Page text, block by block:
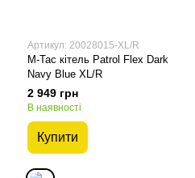
Артикул: 20028015-XL/R
M-Tac кітель Patrol Flex Dark
Navy Blue XL/R
2 949 грн
В наявності
Купити